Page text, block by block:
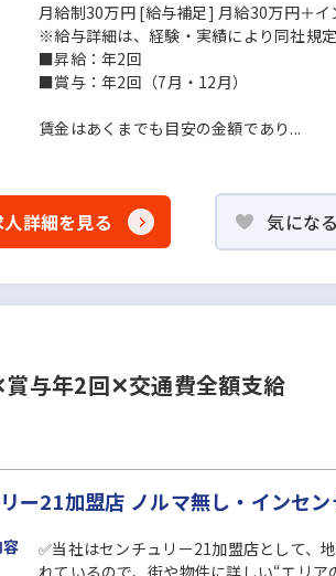
月給制30万円 [給与補足] 月給30万円＋イ
※給与詳細は、経験・実績により同社規
■昇給：年2回
■賞与：年2回（7月・12月）
賃金はあくまでも目安の金額であり...
詳細を見る 気になる
与年2回✕交通費全額支給
ー21加盟店 ノルマ無し・インセン
✅当社はセンチュリー21加盟店として、